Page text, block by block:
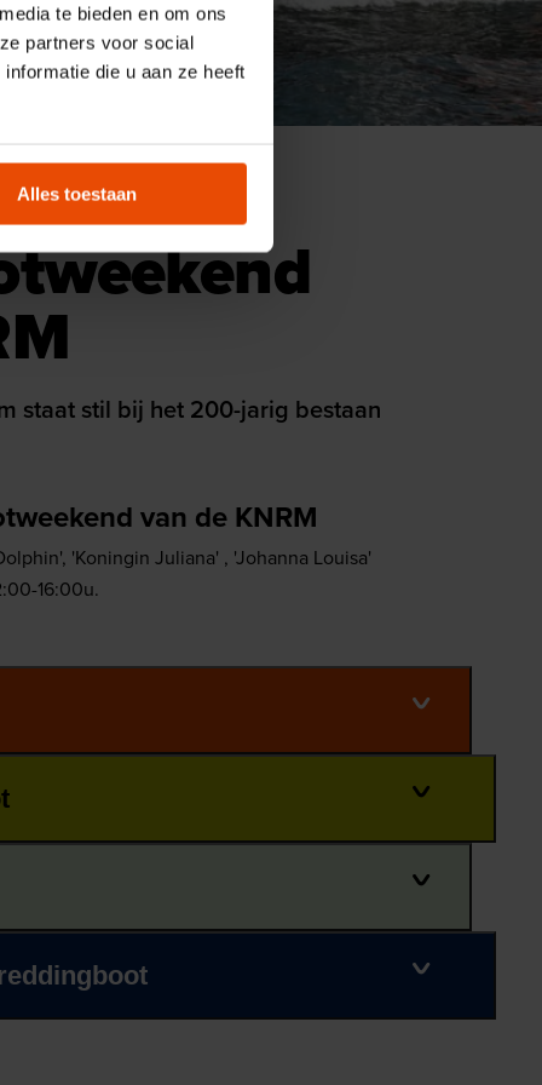
te bieden en om ons
partners voor social
die u aan ze heeft
Alles toestaan
Activities
staat stil bij het 200-jarig bestaan
van de KNRM
'Koningin Juliana' , 'Johanna Louisa'
16:00u.